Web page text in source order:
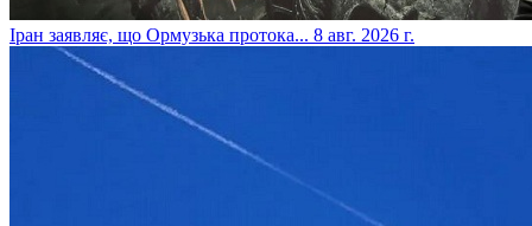
​Іран заявляє, що Ормузька протока... 8 авг. 2026 г.